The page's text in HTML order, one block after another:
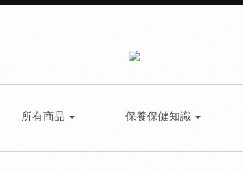
所有商品 保養保健知識